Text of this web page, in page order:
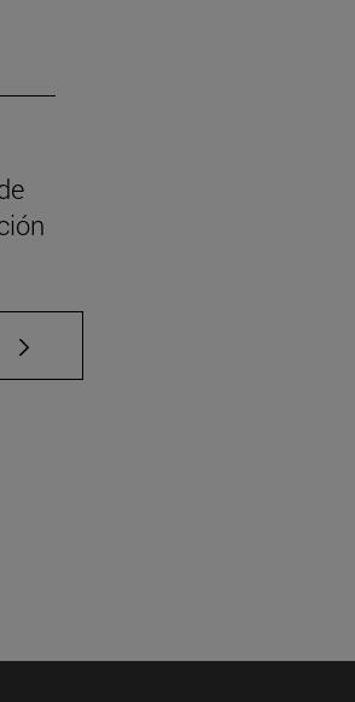
TAB para desplazarse.